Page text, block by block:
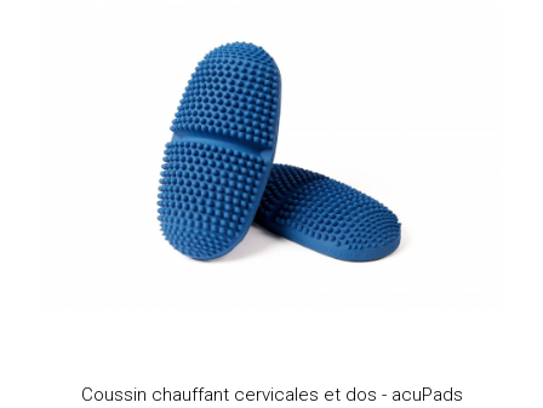
Coussin chauffant cervicales et dos - acuPads